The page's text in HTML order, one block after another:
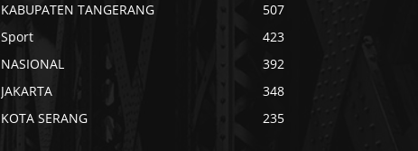
KABUPATEN TANGERANG
507
Sport
423
NASIONAL
392
JAKARTA
348
KOTA SERANG
235